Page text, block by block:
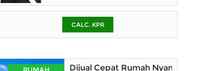
pada kotak-
CALC. KPR
Dijual Cepat Rumah Nyaman dalam